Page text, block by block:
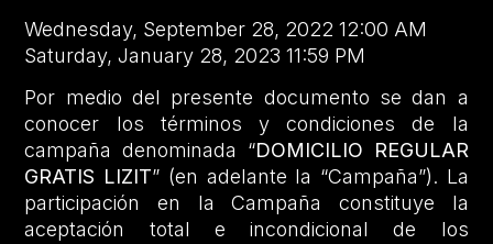
Wednesday, September 28, 2022 12:00 AM
Saturday, January 28, 2023 11:59 PM
Por medio del presente documento se dan a
conocer los términos y condiciones de la
campaña denominada “DOMICILIO REGULAR
GRATIS LIZIT” (en adelante la “Campaña”). La
participación en la Campaña constituye la
aceptación total e incondicional de los